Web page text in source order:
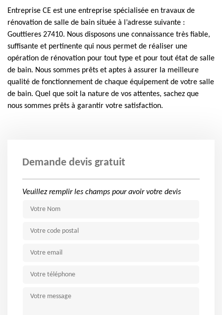
Entreprise CE est une entreprise spécialisée en travaux de
rénovation de salle de bain située à l’adresse suivante :
Gouttieres 27410. Nous disposons une connaissance très fiable,
suffisante et pertinente qui nous permet de réaliser une
opération de rénovation pour tout type et pour tout état de salle
de bain. Nous sommes prêts et aptes à assurer la meilleure
qualité de fonctionnement de chaque équipement de votre salle
de bain. Quel que soit la nature de vos attentes, sachez que
nous sommes prêts à garantir votre satisfaction.
Demande devis gratuit
Veuillez remplir les champs pour avoir votre devis